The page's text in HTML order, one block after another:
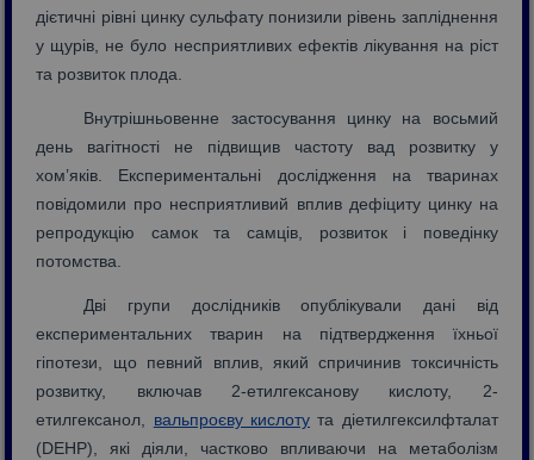
дієтичні рівні цинку сульфату понизили рівень запліднення
у щурів, не було несприятливих ефектів лікування на ріст
та розвиток плода.
Внутрішньовенне застосування цинку на восьмий
день вагітності не підвищив частоту вад розвитку у
хом’яків. Експериментальні дослідження на тваринах
повідомили про несприятливий вплив дефіциту цинку на
репродукцію самок та самців, розвиток і поведінку
потомства.
Дві групи дослідників опублікували дані від
експериментальних тварин на підтвердження їхньої
гіпотези, що певний вплив, який спричинив токсичність
розвитку, включав 2-етилгексанову кислоту, 2-
етилгексанол, вальпроєву кислоту та діетилгексилфталат
(DEHP), які діяли, частково впливаючи на метаболізм